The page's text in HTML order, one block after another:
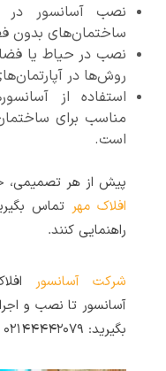
نصب آسانسور در
ساختمان‌های بدون
نصب در حیاط یا
روش‌ها در آپارتمان‌های ۳ تا ۵
مناسب برای
است.
پیش از هر تصمیمی،
افلاک مهر تماس
راهنمایی کنند.
شرکت آسانسور
آسانسور تا نصب و
بگیرید: ۰۲۱۴۴۴۴۲۰۷۹